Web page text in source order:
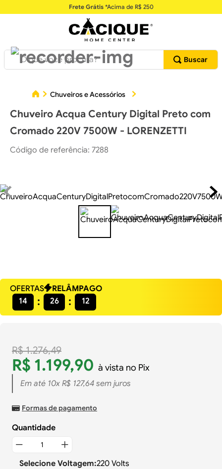
Frete Grátis*Acima de R$ 250
O que você procura?
Chuveiros e Acessórios
Chuveiro Acqua Century Digital Preto com
Cromado 220V 7500W - LORENZETTI
Código de referência: 7288
OFERTAS
RELÂMPAGO
14
26 12
R$ 1.276,49
R$ 1.199,90 à vista no Pix
Em até 10x R$ 127,64sem juros
Formas de pagamento
Quantidade
Selecione Voltagem:220 Volts